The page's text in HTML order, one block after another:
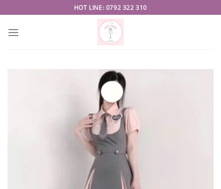
to
content
HOT LINE: 0792 322 310